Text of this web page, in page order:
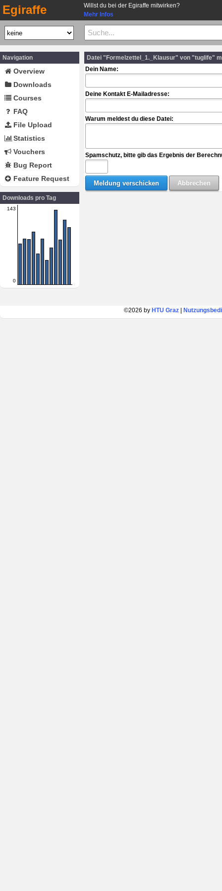
Egiraffe
Willst du bei der Egiraffe mitwirken?
Mehr Infos
Navigation
Overview
Downloads
Courses
FAQ
File Upload
Statistics
Vouchers
Bug Report
Feature Request
Downloads pro Tag
143
0
Datei "Formelzettel_1._Klausur" von "tuglife"
Dein Name:
Deine Kontakt E-Mailadresse:
Warum meldest du diese Datei:
Spamschutz, bitte gib das Ergebnis der
©2026 by HTU Graz|